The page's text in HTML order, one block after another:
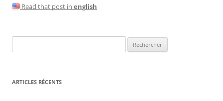
Read that post in english
ARTICLES RÉCENTS